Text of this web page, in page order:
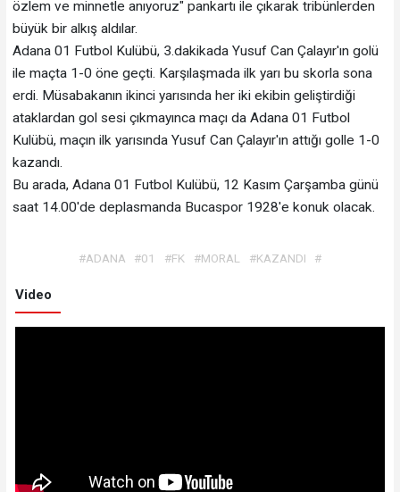
özlem ve minnetle anıyoruz" pankartı ile çıkarak tribünlerden
büyük bir alkış aldılar.
Adana 01 Futbol Kulübü, 3.dakikada Yusuf Can Çalayır'ın golü
ile maçta 1-0 öne geçti. Karşılaşmada ilk yarı bu skorla sona
erdi. Müsabakanın ikinci yarısında her iki ekibin geliştirdiği
ataklardan gol sesi çıkmayınca maçı da Adana 01 Futbol
Kulübü, maçın ilk yarısında Yusuf Can Çalayır'ın attığı golle 1-0
kazandı.
Bu arada, Adana 01 Futbol Kulübü, 12 Kasım Çarşamba günü
saat 14.00'de deplasmanda Bucaspor 1928'e konuk olacak.
#ADANA #01 #FK #MORAL #KAZANDI #
Video